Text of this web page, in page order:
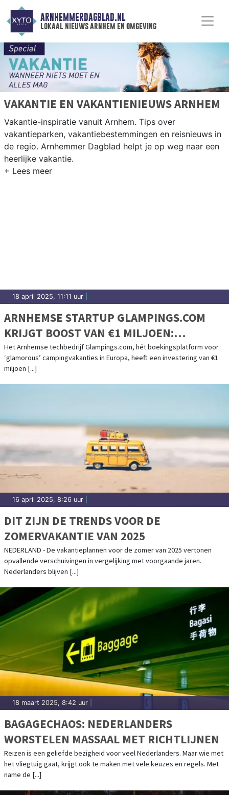
ARNHEMMERDAGBLAD.NL
lokaal nieuws arnhem en omgeving
VAKANTIE EN VAKANTIENIEUWS ARNHEM
Vakantie-inspiratie vanuit Arnhem. Tips over
vakantieparken, vakantiebestemmingen en reisnieuws in
de regio. Arnhemmer Dagblad helpt je op weg naar een
heerlijke vakantie.
18 april 2025, 11:11 uur
ARNHEMSE STARTUP GLAMPINGS.COM
KRIJGT BOOST VAN €1 MILJOEN:
FOUNDERS VAN O.A. KNAB / ALBELLI
INVESTEREN IN SNELGROEIEND
Het Arnhemse techbedrijf Glampings.com, hét boekingsplatform voor
‘glamorous’ campingvakanties in Europa, heeft een investering van €1
miljoen [...]
16 april 2025, 8:26 uur
DIT ZIJN DE TRENDS VOOR DE
ZOMERVAKANTIE VAN 2025
NEDERLAND - De vakantieplannen voor de zomer van 2025 vertonen
opvallende verschuivingen in vergelijking met voorgaande jaren.
Nederlanders blijven [...]
18 maart 2025, 8:42 uur
BAGAGECHAOS: NEDERLANDERS
WORSTELEN MASSAAL MET RICHTLIJNEN
Reizen is een geliefde bezigheid voor veel Nederlanders. Maar wie met
het vliegtuig gaat, krijgt ook te maken met vele keuzes en regels. Met
name de [...]